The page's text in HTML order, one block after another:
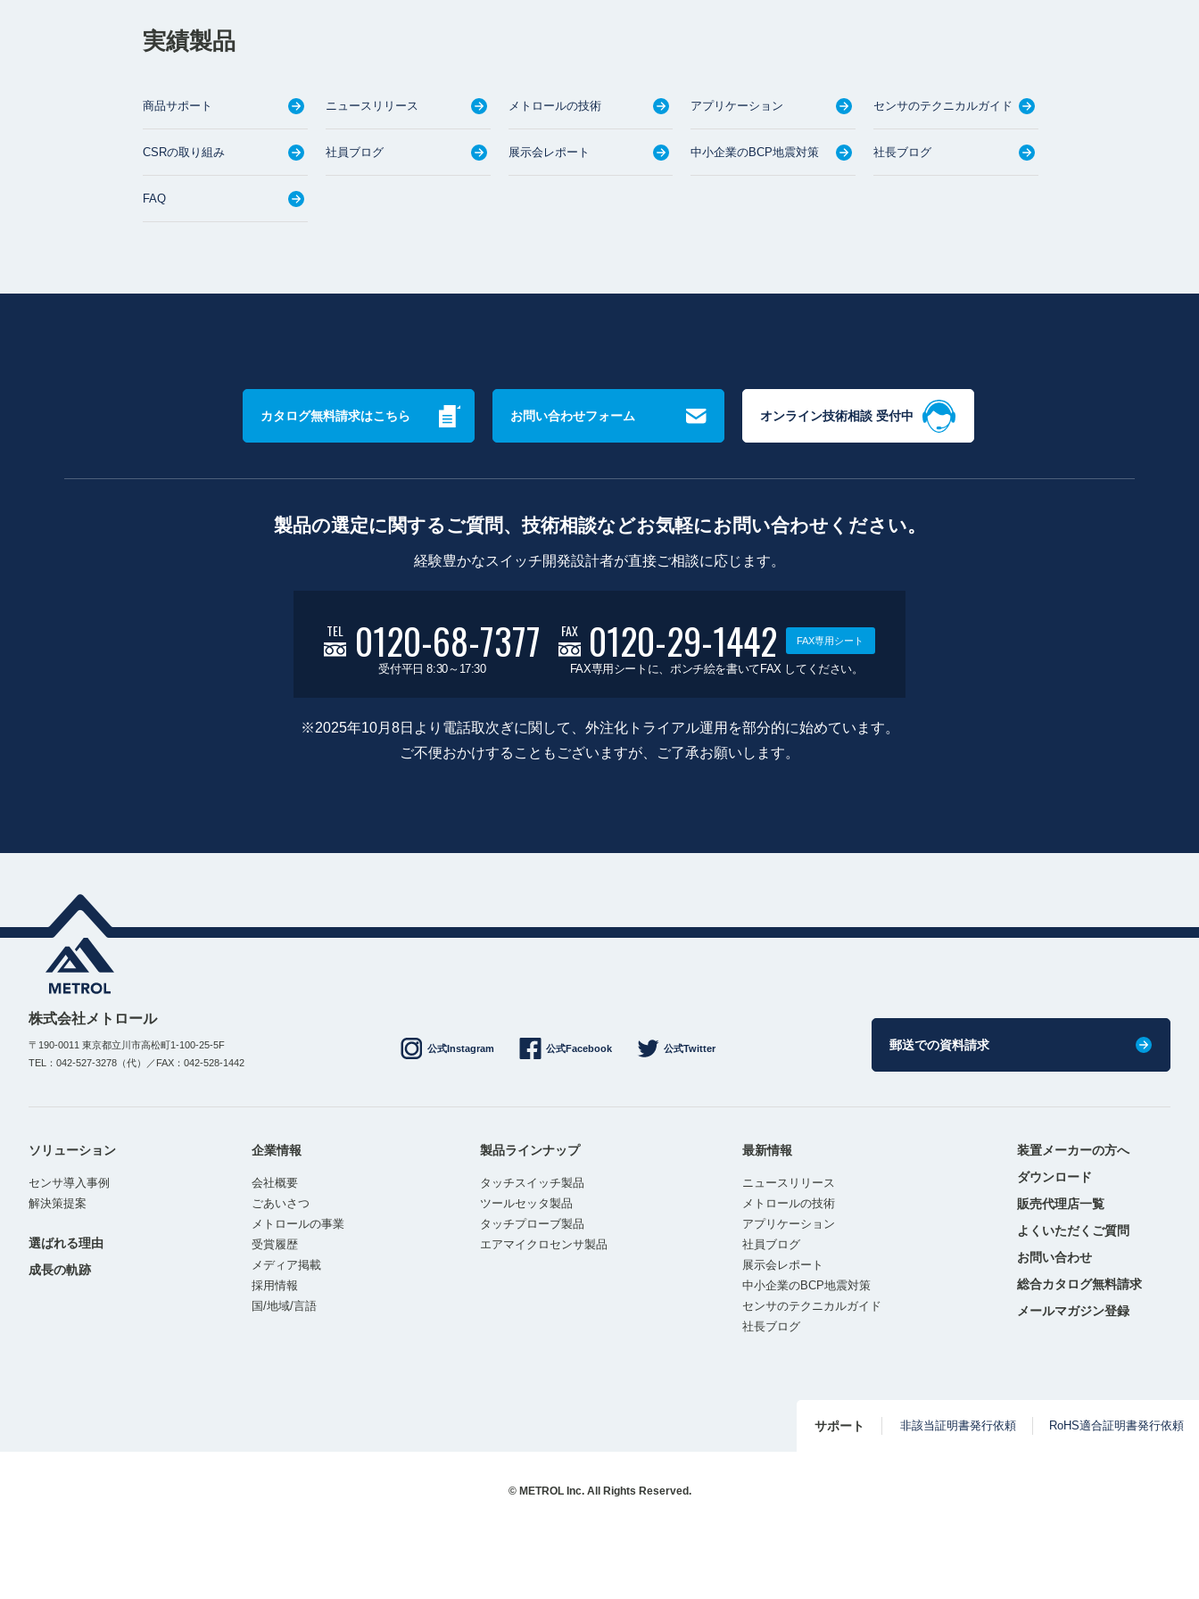
実績製品
商品サポート ニュースリリース メトロールの技術 アプリケーション センサのテクニカルガイド
CSRの取り組み 社員ブログ 展示会レポート 中小企業のBCP地震対策 社長ブログ
FAQ
カタログ無料請求はこちら お問い合わせフォーム オンライン技術相談 受付中
製品の選定に関するご質問、技術相談などお気軽にお問い合わせください。
経験豊かなスイッチ開発設計者が直接ご相談に応じます。
TEL 0120-68-7377
受付平日 8:30～17:30
FAX 0120-29-1442 FAX専用シート
FAX専用シートに、ポンチ絵を書いてFAX してください。
※2025年10月8日より電話取次ぎに関して、外注化トライアル運用を部分的に始めています。
ご不便おかけすることもございますが、ご了承お願いします。
株式会社メトロール
〒190-0011 東京都立川市高松町1-100-25-5F
TEL：042-527-3278（代）／FAX：042-528-1442
公式Instagram 公式Facebook 公式Twitter 郵送での資料請求
ソリューション
センサ導入事例
解決策提案
選ばれる理由
成長の軌跡
企業情報
会社概要
ごあいさつ
メトロールの事業
受賞履歴
メディア掲載
採用情報
国/地域/言語
製品ラインナップ
タッチスイッチ製品
ツールセッタ製品
タッチプローブ製品
エアマイクロセンサ製品
最新情報
ニュースリリース
メトロールの技術
アプリケーション
社員ブログ
展示会レポート
中小企業のBCP地震対策
センサのテクニカルガイド
社長ブログ
装置メーカーの方へ
ダウンロード
販売代理店一覧
よくいただくご質問
お問い合わせ
総合カタログ無料請求
メールマガジン登録
サポート 非該当証明書発行依頼 RoHS適合証明書発行依頼
© METROL Inc. All Rights Reserved.